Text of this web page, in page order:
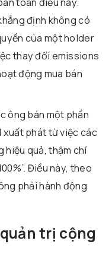
định không có
của một holder
thay đổi emissions
động mua bán
ông bán một phần
xuất phát từ việc các
hiệu quả, thậm chí
Điều này, theo
phải hành động
trị cộng